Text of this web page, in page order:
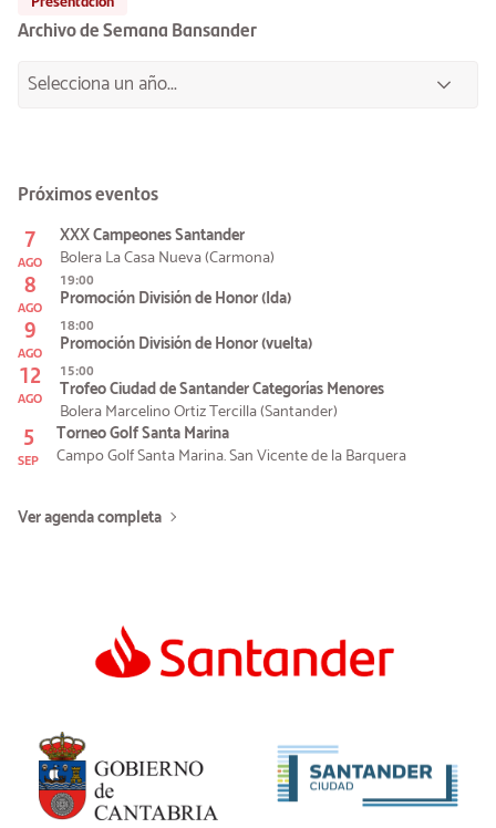
Archivo de Semana Bansander
Próximos eventos
7
AGO
XXX Campeones Santander
Bolera La Casa Nueva (Carmona)
8
AGO
19:00
Promoción División de Honor (Ida)
9
AGO
18:00
Promoción División de Honor (vuelta)
12
AGO
15:00
Trofeo Ciudad de Santander Categorías Menores
Bolera Marcelino Ortiz Tercilla (Santander)
5
SEP
Torneo Golf Santa Marina
Campo Golf Santa Marina. San Vicente de la Barquera
Ver agenda completa